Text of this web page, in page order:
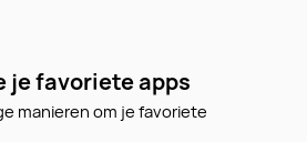
je favoriete apps
manieren om je favoriete